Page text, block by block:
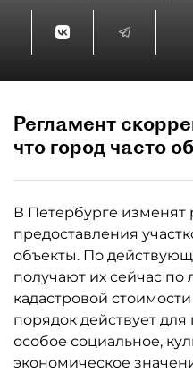
Регламент
что город часто
В Петербурге изменят
предоставления
объекты. По
получают их сейчас по
кадастровой
порядок действует
особое социальное,
экономическое